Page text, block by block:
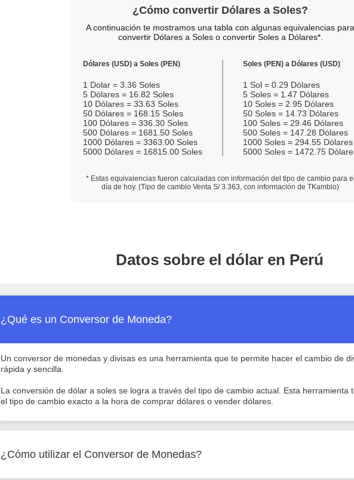
¿Cómo convertir Dólares a Soles?
A continuación te mostramos una tabla con algunas equivalencias para
convertir Dólares a Soles o convertir Soles a Dólares*.
Dólares (USD) a Soles (PEN)
1 Dolar = 3.36 Soles
5 Dólares = 16.82 Soles
10 Dólares = 33.63 Soles
50 Dólares = 168.15 Soles
100 Dólares = 336.30 Soles
500 Dólares = 1681.50 Soles
1000 Dólares = 3363.00 Soles
5000 Dólares = 16815.00 Soles
Soles (PEN) a Dólares (USD)
1 Sol = 0.29 Dólares
5 Soles = 1.47 Dólares
10 Soles = 2.95 Dólares
50 Soles = 14.73 Dólares
100 Soles = 29.46 Dólares
500 Soles = 147.28 Dólares
1000 Soles = 294.55 Dólares
5000 Soles = 1472.75
* Estas equivalencias fueron calculadas con información del tipo de cambio para
día de hoy. (Tipo de cambio Venta S/3.363, con información de TKambio)
Datos sobre el dólar en Perú
¿Qué es un Conversor de Moneda?
Un conversor de monedas y divisas es una herramienta que te permite hacer el cambio de
rápida y sencilla.
La conversión de dólar a soles se logra a través del tipo de cambio actual. Esta herramienta
el tipo de cambio exacto a la hora de comprar dólares o vender dólares.
¿Cómo utilizar el Conversor de Monedas?